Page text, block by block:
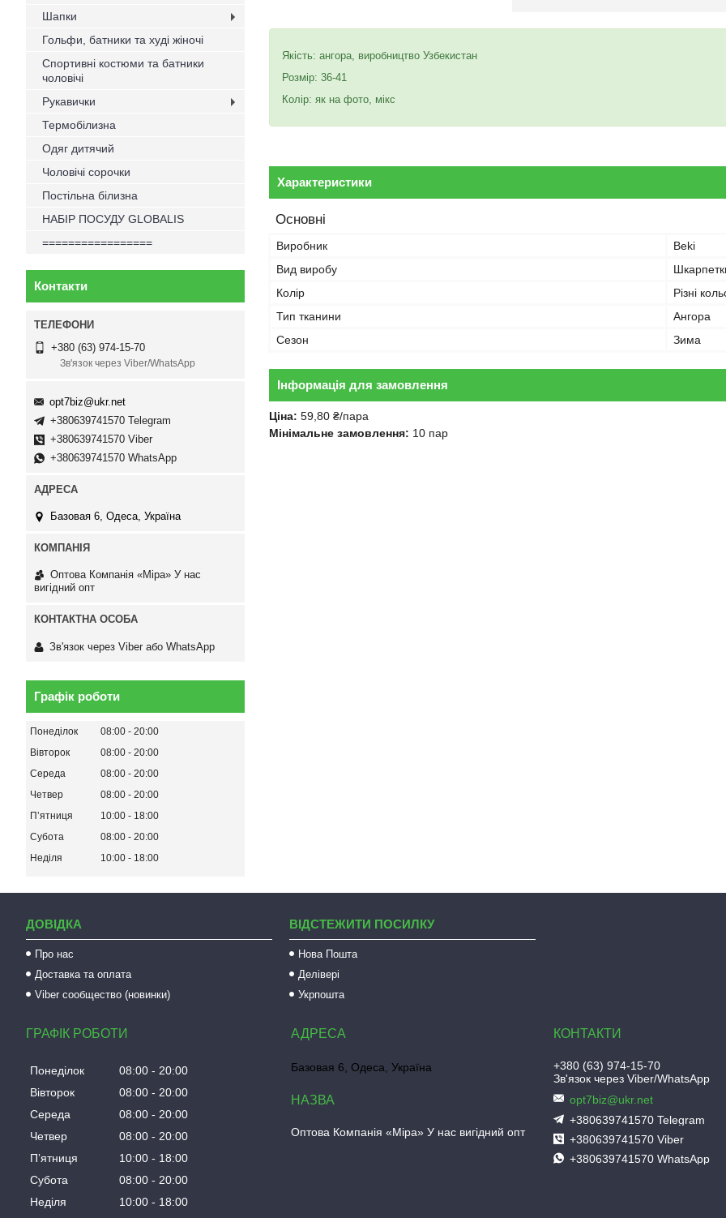
Якість: ангора, виробництво Узбекистан
Розмір: 36-41
Колір: як на фото, мікс
Характеристики
Основні
Виробник
Beki
Вид виробу
Колір
Різні
Тип тканини
Ангора
Сезон
Зима
Інформація для замовлення
Ціна: 59,80 ₴/пара
Мінімальне замовлення: 10 пар
Шапки
Гольфи, батники та худі жіночі
Спортивні костюми та батники
чоловічі
Рукавички
Термобілизна
Одяг дитячий
Чоловічі сорочки
Постільна білизна
НАБІР ПОСУДУ GLOBALIS
=================
Контакти
+380 (63) 974-15-70
Зв'язок через Viber/WhatsApp
opt7biz@ukr.net
+380639741570 Telegram
+380639741570 Viber
+380639741570 WhatsApp
Базовая 6, Одеса, Україна
Оптова Компанія «Міра» У нас
вигідний опт
Зв'язок через Viber або WhatsApp
Графік роботи
Понеділок 08:00
20:00
Вівторок
08:00
20:00
Середа
08:00
20:00
Четвер
08:00
20:00
Пʼятниця
10:00
18:00
Субота
08:00
20:00
Неділя
10:00 18:00
ДОВІДКА
Про нас
Доставка та оплата
Viber сообщество (новинки)
ВІДСТЕЖИТИ ПОСИЛКУ
Нова Пошта
Делівері
Укрпошта
ГРАФІК РОБОТИ
Понеділок 08:00
20:00
Вівторок
08:00
20:00
Середа
08:00
20:00
Четвер
08:00
20:00
Пʼятниця
10:00
18:00
Субота
08:00
20:00
Неділя
10:00 18:00
Базовая 6, Одеса, Україна
Оптова Компанія «Міра» У нас вигідний опт
+380 (63) 974-15-70
Зв'язок через Viber/WhatsApp
opt7biz@ukr.net
+380639741570 Telegram
+380639741570 Viber
+380639741570 WhatsApp